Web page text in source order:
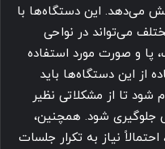
می‌دهد. این دستگاه‌ها با
می‌تواند در نواحی
و صورت مورد استفاده
از این دستگاه‌ها باید
تا از مشکلاتی نظیر
جلوگیری شود. همچنین،
احتمالاً نیاز به تکرار جلسات